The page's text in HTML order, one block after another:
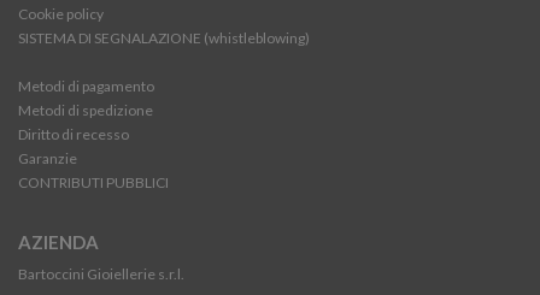
Cookie policy
SISTEMA DI SEGNALAZIONE (whistleblowing)
Metodi di pagamento
Metodi di spedizione
Diritto di recesso
Garanzie
CONTRIBUTI PUBBLICI
AZIENDA
Bartoccini Gioiellerie s.r.l.